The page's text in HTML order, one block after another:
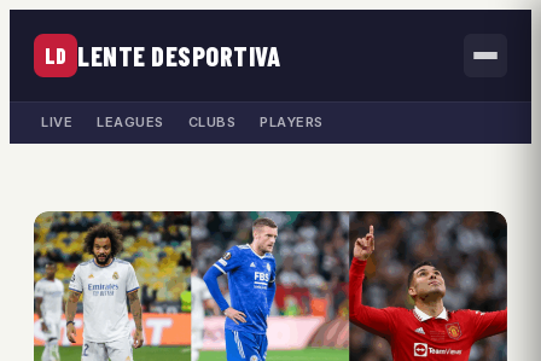
LD LENTE DESPORTIVA
LIVE LEAGUES CLUBS PLAYERS